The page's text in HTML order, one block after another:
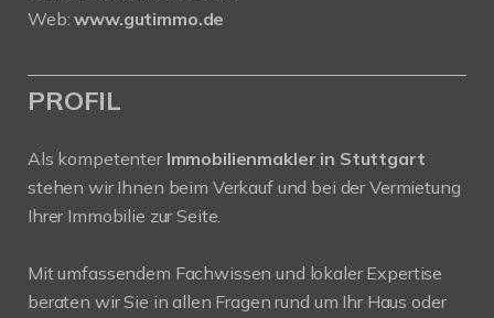
Web:www.gutimmo.de
PROFIL
Als kompetenter Immobilienmakler in Stuttgart
stehen wir Ihnen beim Verkauf und bei der Vermietung
Ihrer Immobilie zur Seite.
Mit umfassendem Fachwissen und lokaler Expertise
beraten wir Sie in allen Fragen rund um Ihr Haus oder